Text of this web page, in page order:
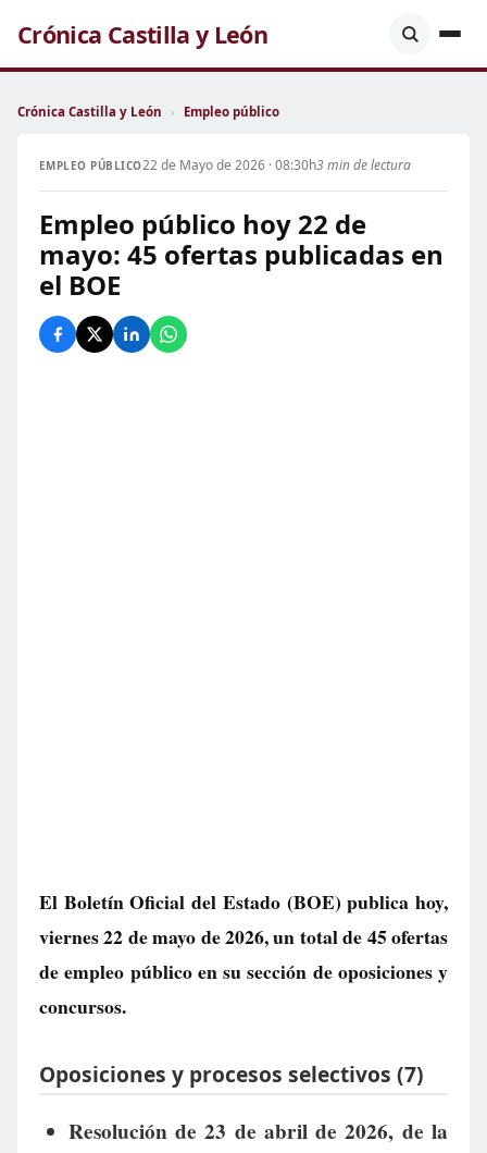
Crónica Castilla y León
Crónica Castilla y León › Empleo público
EMPLEO PÚBLICO22 de Mayo de 2026 · 08:30h3 min de lectura
Empleo público hoy 22 de
mayo: 45 ofertas publicadas en
el BOE
El Boletín Oficial del Estado (BOE) publica hoy,
viernes 22 de mayo de 2026, un total de45 ofertas
de empleo públicoen su sección de oposiciones y
concursos.
Oposiciones y procesos selectivos (7)
Resolución de 23 de abril de 2026, de la